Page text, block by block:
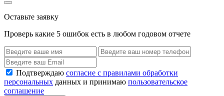
Оставьте заявку
Проверь какие 5 ошибок есть в любом годовом отчете
Подтверждаю согласие с правилами обработки
персональных данных и принимаю пользовательское
соглашение